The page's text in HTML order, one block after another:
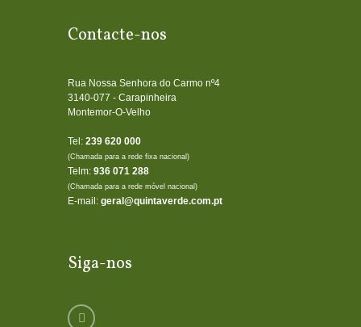
Contacte-nos
Rua Nossa Senhora do Carmo nº4
3140-077 - Carapinheira
Montemor-O-Velho
Tel: 239 620 000
(Chamada para a rede fixa nacional)
Telm: 936 071 288
(Chamada para a rede móvel nacional)
E-mail: geral@quintaverde.com.pt
Siga-nos